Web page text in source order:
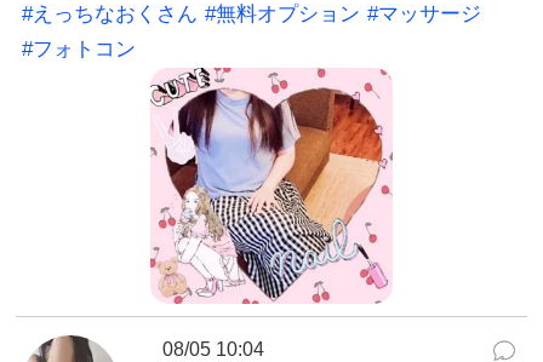
興奮しちゃってたね( ᐛ )ﾍﾍｯ いっぱい♡気持ちよく
なって くれて良かった(⸝ᵕᴗᵕ⸝⸝)❤︎ りりの 𝑭𝒆𝒓𝒓𝒂𝒓𝒊も
気持ちいいって言って くれて嬉しいᐠ( ᐛ )ᐟ 2回イ
っちゃったね⸝⸝⸝♡︎.ᐟ.ᐟ.ᐟ 沢山♡ご奉仕できて良か
った.′ また 楽しみに待ってますね(｡◠‿◠｡)♡ あり
がとうございました(*ᴗ͈ˬᴗ͈)ꕤ*.ﾟ #えっちなおくさん
#無料オプション #マッサージ #フォトコン
#えっちなおくさん #無料オプション #マッサージ
#フォトコン
08/05 10:04